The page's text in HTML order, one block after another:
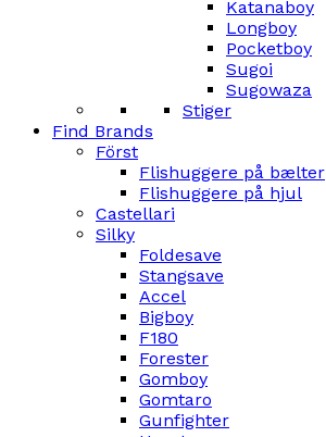
Katanaboy
Longboy
Pocketboy
Sugoi
Sugowaza
Stiger
Find Brands
Först
Flishuggere på bælter
Flishuggere på hjul
Castellari
Silky
Foldesave
Stangsave
Accel
Bigboy
F180
Forester
Gomboy
Gomtaro
Gunfighter